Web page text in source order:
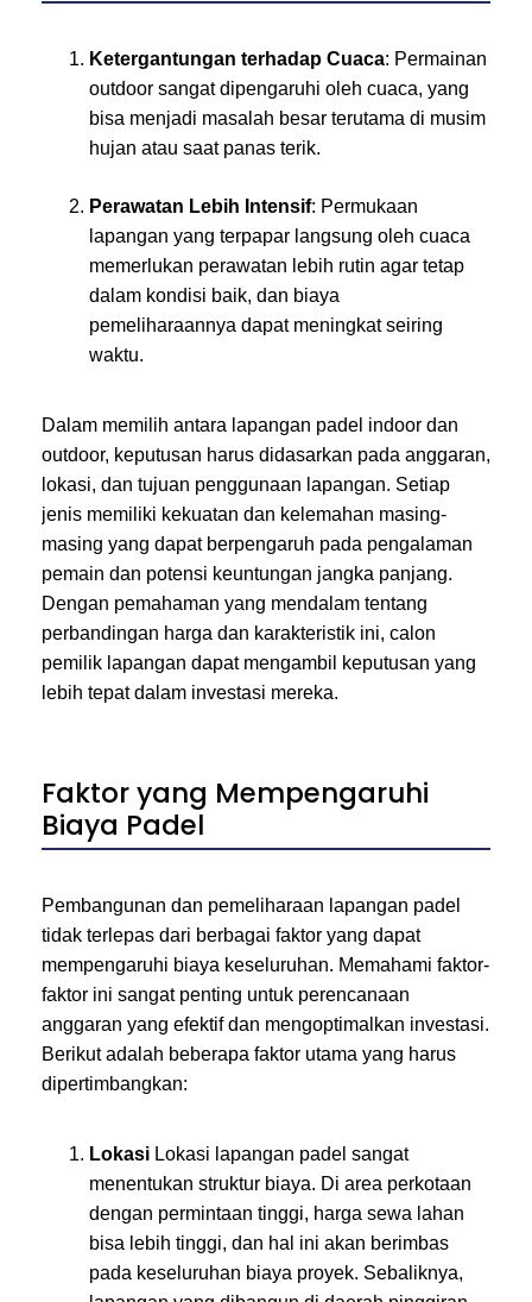
Ketergantungan terhadap Cuaca: Permainan
outdoor sangat dipengaruhi oleh cuaca, yang
bisa menjadi masalah besar terutama di musim
hujan atau saat panas terik.
Perawatan Lebih Intensif: Permukaan
lapangan yang terpapar langsung oleh cuaca
memerlukan perawatan lebih rutin agar tetap
dalam kondisi baik, dan biaya
pemeliharaannya dapat meningkat seiring
waktu.
Dalam memilih antara lapangan padel indoor dan
outdoor, keputusan harus didasarkan pada anggaran,
lokasi, dan tujuan penggunaan lapangan. Setiap
jenis memiliki kekuatan dan kelemahan masing-
masing yang dapat berpengaruh pada pengalaman
pemain dan potensi keuntungan jangka panjang.
Dengan pemahaman yang mendalam tentang
perbandingan harga dan karakteristik ini, calon
pemilik lapangan dapat mengambil keputusan yang
lebih tepat dalam investasi mereka.
Faktor yang Mempengaruhi
Biaya Padel
Pembangunan dan pemeliharaan lapangan padel
tidak terlepas dari berbagai faktor yang dapat
mempengaruhi biaya keseluruhan. Memahami faktor-
faktor ini sangat penting untuk perencanaan
anggaran yang efektif dan mengoptimalkan investasi.
Berikut adalah beberapa faktor utama yang harus
dipertimbangkan:
Lokasi Lokasi lapangan padel sangat
menentukan struktur biaya. Di area perkotaan
dengan permintaan tinggi, harga sewa lahan
bisa lebih tinggi, dan hal ini akan berimbas
pada keseluruhan biaya proyek. Sebaliknya,